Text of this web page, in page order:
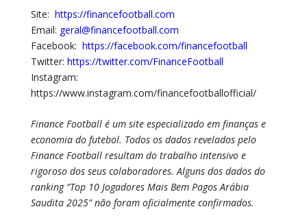
Site: https://financefootball.com
Email: geral@financefootball.com
Facebook: https://facebook.com/financefootball
Twitter: https://twitter.com/FinanceFootball
Instagram:
https://www.instagram.com/financefootballofficial/
Finance Football é um site especializado em finanças e
economia do futebol. Todos os dados revelados pelo
Finance Football resultam do trabalho intensivo e
rigoroso dos seus colaboradores. Alguns dos dados do
ranking “Top 10 Jogadores Mais Bem Pagos Arábia
Saudita 2025” não foram oficialmente confirmados.